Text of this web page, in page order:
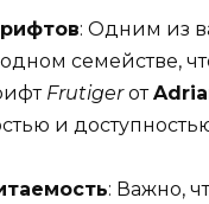
: Одним из
семействе,
Frutigerот
и
: Важно,